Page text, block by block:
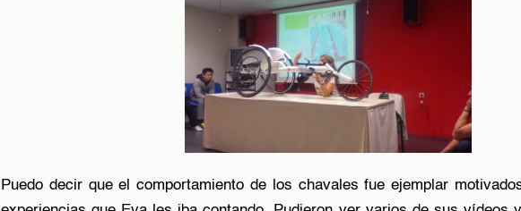
Puedo decir que el comportamiento de los chavales fue ejemplar